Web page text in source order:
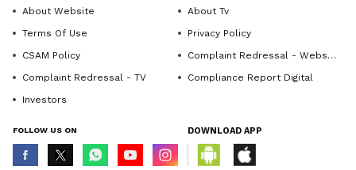
About Website
About Tv
Terms Of Use
Privacy Policy
CSAM Policy
Complaint Redressal - Website
Complaint Redressal - TV
Compliance Report Digital
Investors
FOLLOW US ON DOWNLOAD APP